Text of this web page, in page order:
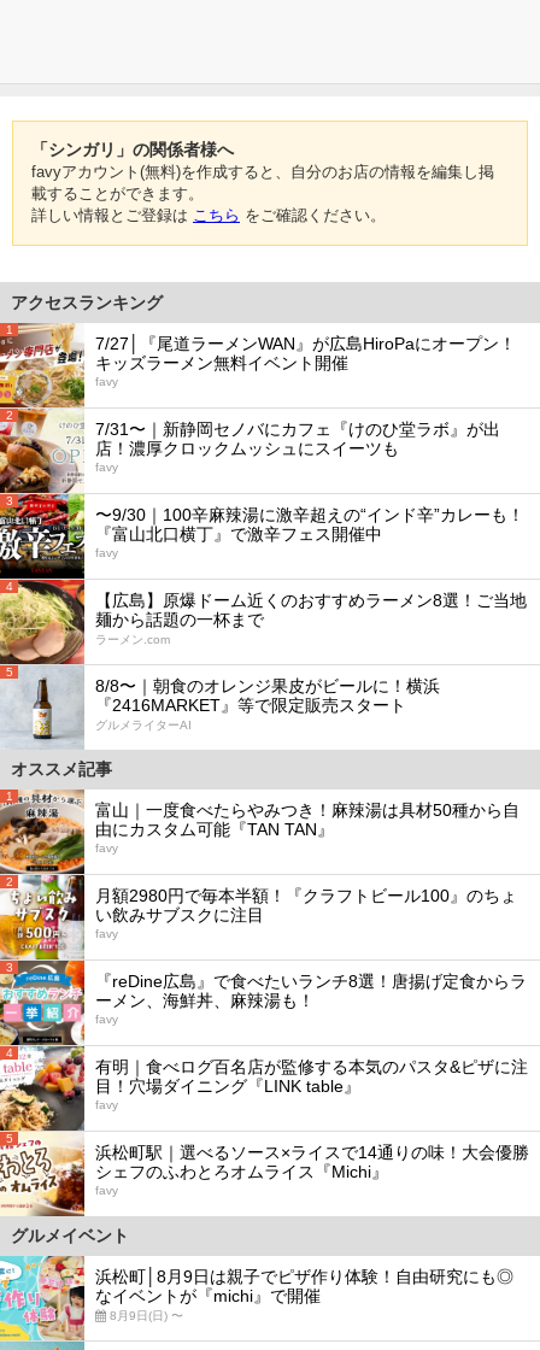
「シンガリ」の関係者様へ
favyアカウント(無料)を作成すると、自分のお店の情報を編集し掲
載することができます。
詳しい情報とご登録は こちら をご確認ください。
アクセスランキング
1
7/27│『尾道ラーメンWAN』が広島HiroPaにオープン！
キッズラーメン無料イベント開催
favy
2
7/31〜｜新静岡セノバにカフェ『けのひ堂ラボ』が出
店！濃厚クロックムッシュにスイーツも
favy
3
〜9/30｜100辛麻辣湯に激辛超えの“インド辛”カレーも！
『富山北口横丁』で激辛フェス開催中
favy
4
【広島】原爆ドーム近くのおすすめラーメン8選！ご当地
麺から話題の一杯まで
ラーメン.com
5
8/8〜｜朝食のオレンジ果皮がビールに！横浜
『2416MARKET』等で限定販売スタート
グルメライターAI
オススメ記事
1
富山｜一度食べたらやみつき！麻辣湯は具材50種から自
由にカスタム可能『TAN TAN』
favy
2
月額2980円で毎本半額！『クラフトビール100』のちょ
い飲みサブスクに注目
favy
3
『reDine広島』で食べたいランチ8選！唐揚げ定食からラ
ーメン、海鮮丼、麻辣湯も！
favy
4
有明｜食べログ百名店が監修する本気のパスタ&ピザに注
目！穴場ダイニング『LINK table』
favy
5
浜松町駅｜選べるソース×ライスで14通りの味！大会優勝
シェフのふわとろオムライス『Michi』
favy
グルメイベント
浜松町│8月9日は親子でピザ作り体験！自由研究にも◎
なイベントが『michi』で開催
8月9日(日) 〜